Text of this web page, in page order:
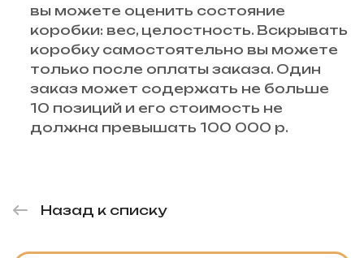
вы можете оценить состояние
коробки: вес, целостность. Вскрывать
коробку самостоятельно вы можете
только после оплаты заказа. Один
заказ может содержать не больше
10 позиций и его стоимость не
должна превышать 100 000 р.
Назад к списку